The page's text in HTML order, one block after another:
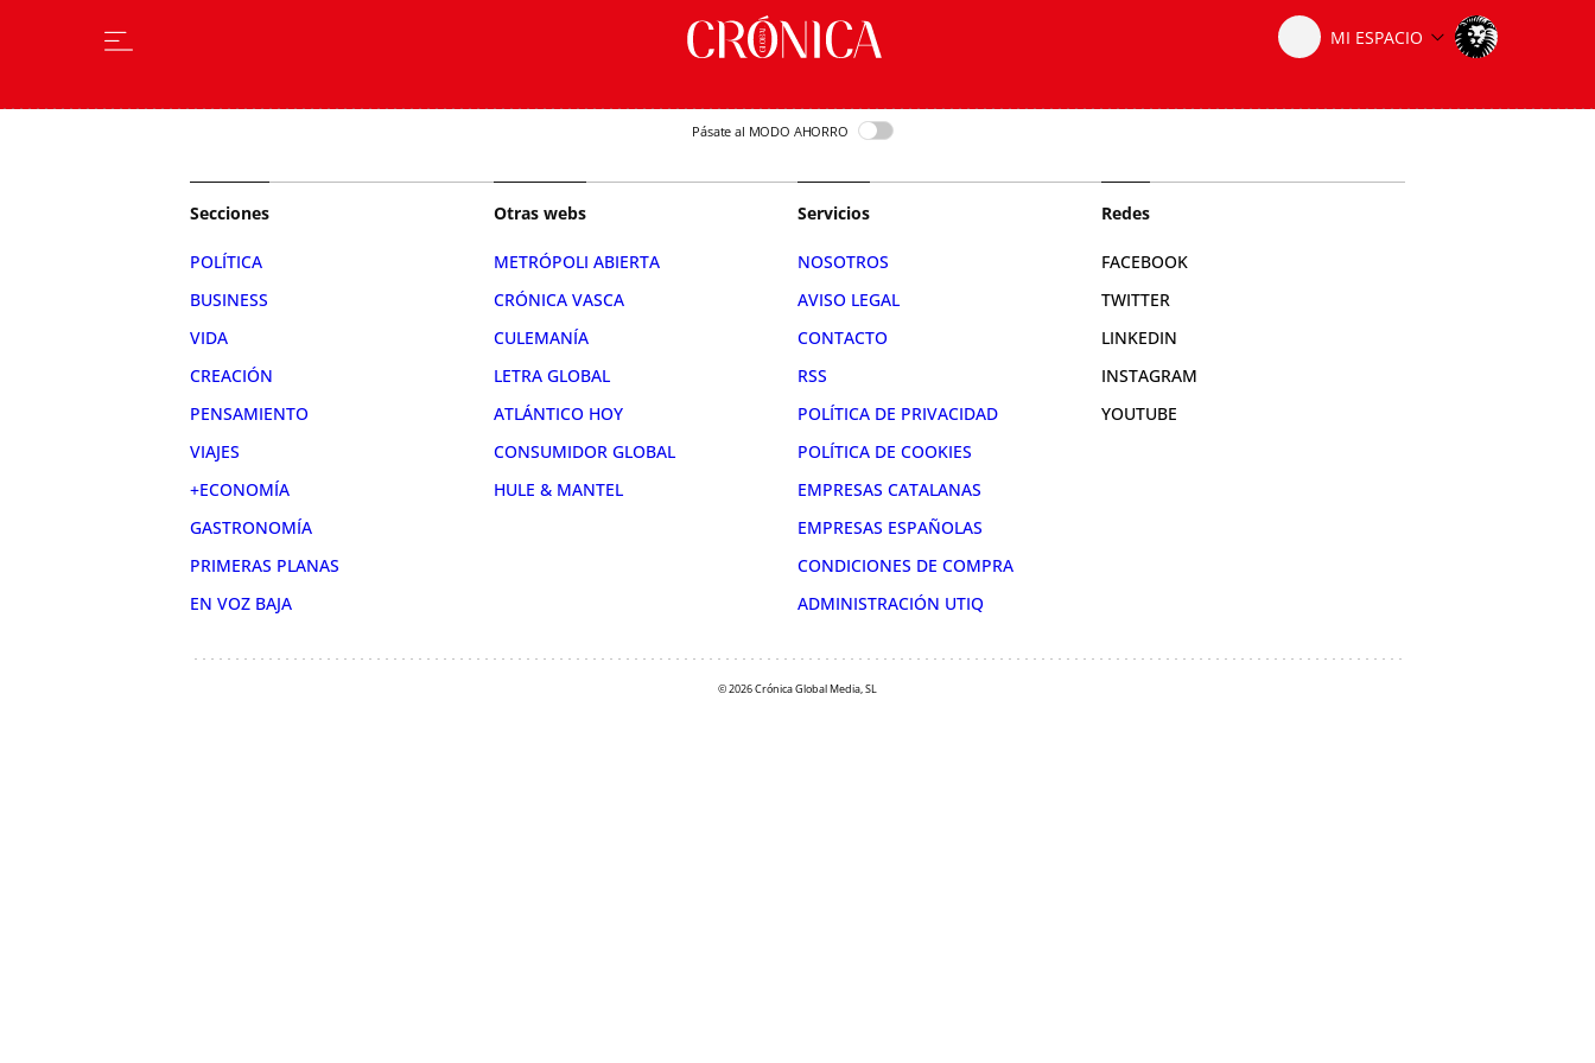
Pásate al MODO AHORRO
Secciones
POLÍTICA
BUSINESS
VIDA
CREACIÓN
PENSAMIENTO
VIAJES
+ECONOMÍA
GASTRONOMÍA
PRIMERAS PLANAS
EN VOZ BAJA
Otras webs
METRÓPOLI ABIERTA
CRÓNICA VASCA
CULEMANÍA
LETRA GLOBAL
ATLÁNTICO HOY
CONSUMIDOR GLOBAL
HULE & MANTEL
Servicios
NOSOTROS
AVISO LEGAL
CONTACTO
RSS
POLÍTICA DE PRIVACIDAD
POLÍTICA DE COOKIES
EMPRESAS CATALANAS
EMPRESAS ESPAÑOLAS
CONDICIONES DE COMPRA
ADMINISTRACIÓN UTIQ
Redes
FACEBOOK
TWITTER
LINKEDIN
INSTAGRAM
YOUTUBE
© 2026 Crónica Global Media, SL